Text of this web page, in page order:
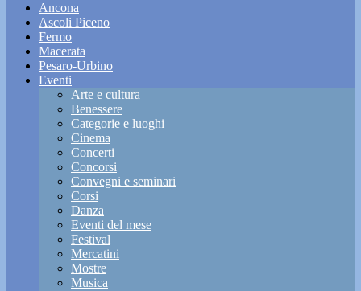
Ancona
Ascoli Piceno
Fermo
Macerata
Pesaro-Urbino
Eventi
Arte e cultura
Benessere
Categorie e luoghi
Cinema
Concerti
Concorsi
Convegni e seminari
Corsi
Danza
Eventi del mese
Festival
Mercatini
Mostre
Musica